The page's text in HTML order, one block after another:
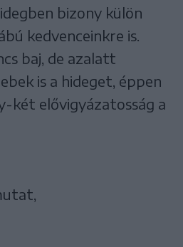
bizony külön
kedvenceinkre is.
baj, de azalatt
is a hideget, éppen
két elővigyázatosság a